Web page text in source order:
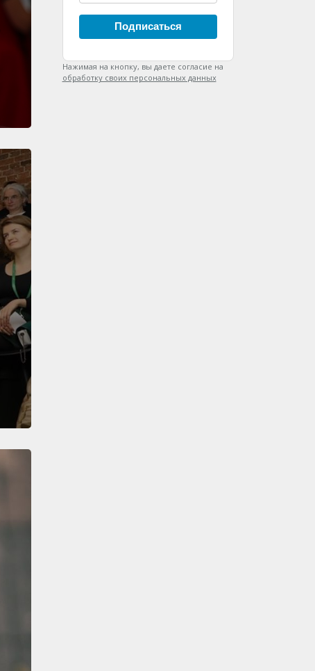
Подписаться
Нажимая на кнопку, вы даете согласие на
обработку своих персональных данных